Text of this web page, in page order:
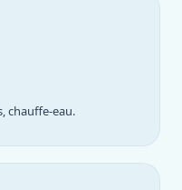
chauffe-eau.